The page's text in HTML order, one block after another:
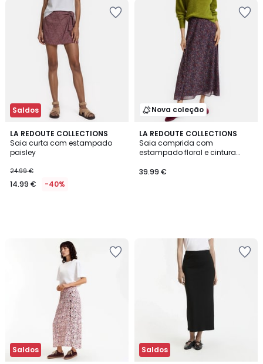
Saldos
LA REDOUTE COLLECTIONS
Saia curta com estampado
paisley
24.99 €
14.99 € -40%
Nova coleção
LA REDOUTE COLLECTIONS
Saia comprida com
estampado floral e cintura
39.99 €
Saldos Saldos